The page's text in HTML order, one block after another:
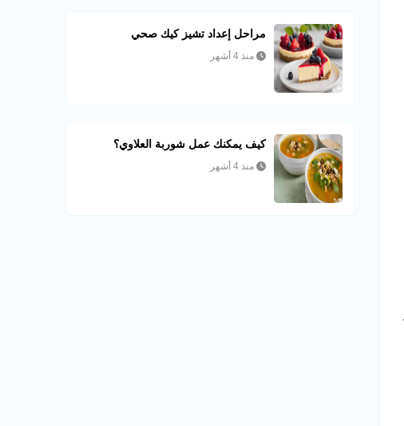
مراحل إعداد تشيز كيك صحي
منذ 4 أشهر
كيف يمكنك عمل شوربة العلاوي؟
منذ 4 أشهر